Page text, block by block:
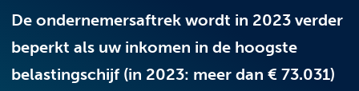
De ondernemersaftrek wordt in 2023 verder
beperkt als uw inkomen in de hoogste
belastingschijf (in 2023: meer dan € 73.031)